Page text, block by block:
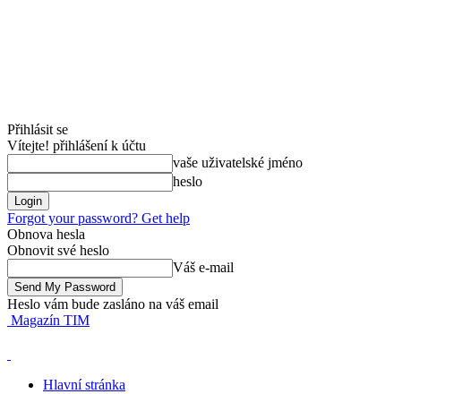
Přihlásit se
Vítejte! přihlášení k účtu
vaše uživatelské jméno
heslo
Forgot your password? Get help
Obnova hesla
Obnovit své heslo
Váš e-mail
Heslo vám bude zasláno na váš email
Magazín TIM
Hlavní stránka